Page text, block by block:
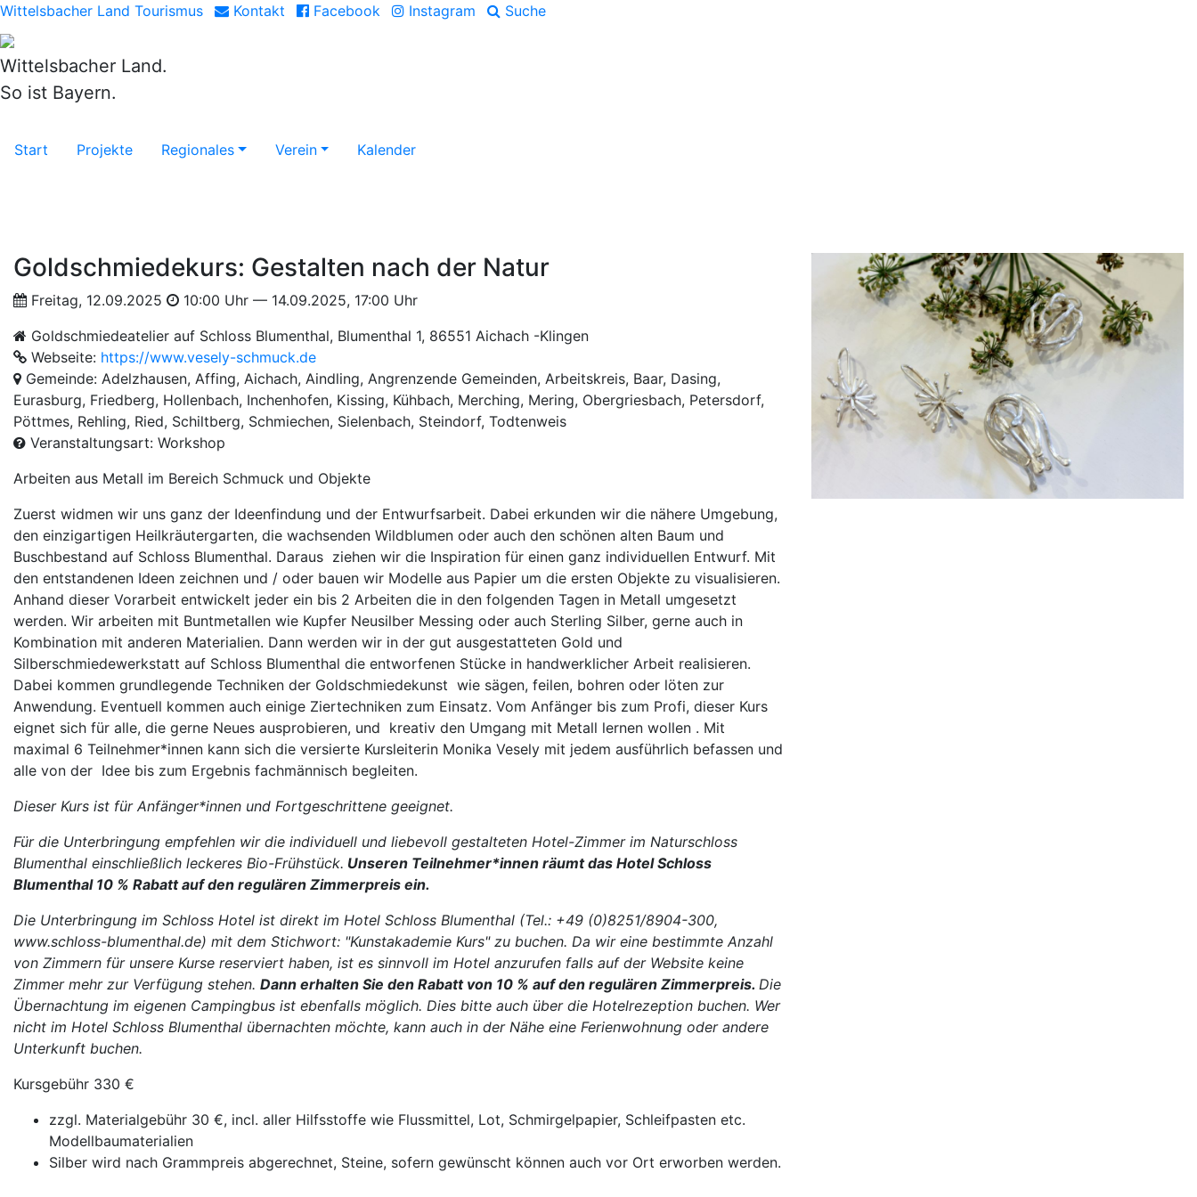
Wittelsbacher Land Tourismus Kontakt Facebook Instagram Suche
Wittelsbacher Land.
So ist Bayern.
Start Projekte Regionales Verein Kalender
Goldschmiedekurs: Gestalten nach der Natur
Freitag, 12.09.2025
10:00 Uhr — 14.09.2025, 17:00 Uhr
Goldschmiedeatelier auf Schloss Blumenthal, Blumenthal 1, 86551 Aichach -Klingen
Webseite: https://www.vesely-schmuck.de
Gemeinde: Adelzhausen, Affing, Aichach, Aindling, Angrenzende Gemeinden, Arbeitskreis, Baar, Dasing,
Eurasburg, Friedberg, Hollenbach, Inchenhofen, Kissing, Kühbach, Merching, Mering, Obergriesbach, Petersdorf,
Pöttmes, Rehling, Ried, Schiltberg, Schmiechen, Sielenbach, Steindorf, Todtenweis
Veranstaltungsart: Workshop
Arbeiten aus Metall im Bereich Schmuck und Objekte
Zuerst widmen wir uns ganz der Ideenfindung und der Entwurfsarbeit. Dabei erkunden wir die nähere Umgebung,
den einzigartigen Heilkräutergarten, die wachsenden Wildblumen oder auch den schönen alten Baum und
Buschbestand auf Schloss Blumenthal. Daraus ziehen wir die Inspiration für einen ganz individuellen Entwurf. Mit
den entstandenen Ideen zeichnen und / oder bauen wir Modelle aus Papier um die ersten Objekte zu visualisieren.
Anhand dieser Vorarbeit entwickelt jeder ein bis 2 Arbeiten die in den folgenden Tagen in Metall umgesetzt
werden. Wir arbeiten mit Buntmetallen wie Kupfer Neusilber Messing oder auch Sterling Silber, gerne auch in
Kombination mit anderen Materialien. Dann werden wir in der gut ausgestatteten Gold und
Silberschmiedewerkstatt auf Schloss Blumenthal die entworfenen Stücke in handwerklicher Arbeit realisieren.
Dabei kommen grundlegende Techniken der Goldschmiedekunst wie sägen, feilen, bohren oder löten zur
Anwendung. Eventuell kommen auch einige Ziertechniken zum Einsatz. Vom Anfänger bis zum Profi, dieser Kurs
eignet sich für alle, die gerne Neues ausprobieren, und kreativ den Umgang mit Metall lernen wollen . Mit
maximal 6 Teilnehmer*innen kann sich die versierte Kursleiterin Monika Vesely mit jedem ausführlich befassen und
alle von der Idee bis zum Ergebnis fachmännisch begleiten.
Dieser Kurs ist für Anfänger*innen und Fortgeschrittene geeignet.
Für die Unterbringung empfehlen wir die individuell und liebevoll gestalteten Hotel-Zimmer im Naturschloss
Blumenthal einschließlich leckeres Bio-Frühstück. Unseren Teilnehmer*innen räumt das Hotel Schloss
Blumenthal 10 % Rabatt auf den regulären Zimmerpreis ein.
Die Unterbringung im Schloss Hotel ist direkt im Hotel Schloss Blumenthal (Tel.: +49 (0)8251/8904-300,
www.schloss-blumenthal.de) mit dem Stichwort: "Kunstakademie Kurs" zu buchen. Da wir eine bestimmte Anzahl
von Zimmern für unsere Kurse reserviert haben, ist es sinnvoll im Hotel anzurufen falls auf der Website keine
Zimmer mehr zur Verfügung stehen. Dann erhalten Sie den Rabatt von 10 % auf den regulären Zimmerpreis. Die
Übernachtung im eigenen Campingbus ist ebenfalls möglich. Dies bitte auch über die Hotelrezeption buchen. Wer
nicht im Hotel Schloss Blumenthal übernachten möchte, kann auch in der Nähe eine Ferienwohnung oder andere
Unterkunft buchen.
Kursgebühr 330 €
zzgl. Materialgebühr 30 €, incl. aller Hilfsstoffe wie Flussmittel, Lot, Schmirgelpapier, Schleifpasten etc.
Modellbaumaterialien
Silber wird nach Grammpreis abgerechnet, Steine, sofern gewünscht können auch vor Ort erworben werden.